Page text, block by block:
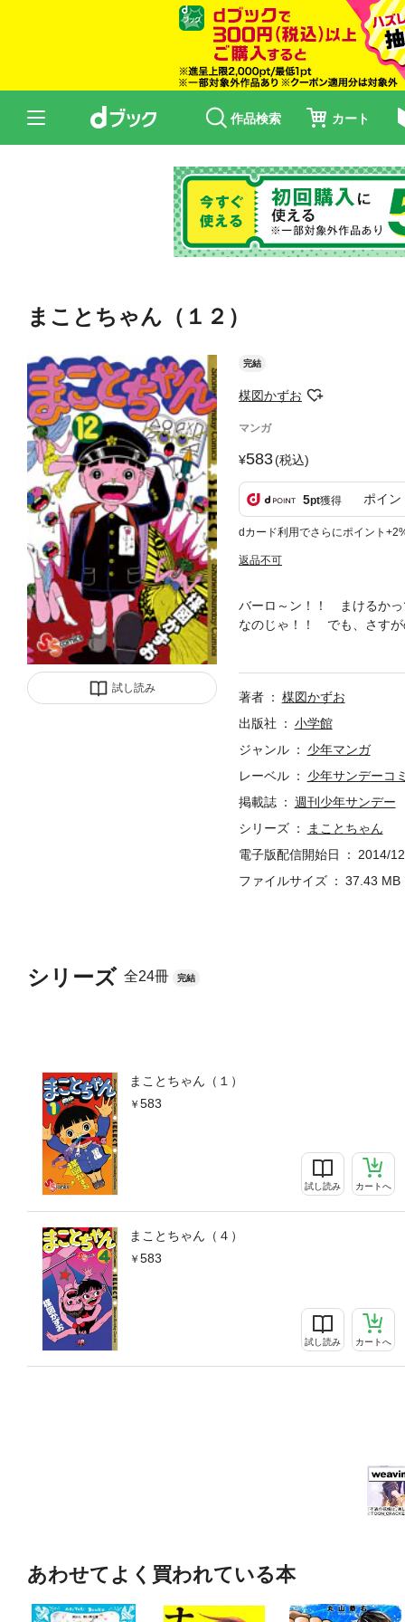
作品検索 カート
まことちゃん（１２）
試し読み
完結
楳図かずお
マンガ
583(税込)
5pt獲得 ポイン
dカード利用でさらにポイント
返品不可
シリーズ 全24冊 完結
まことちゃん（１）
583
試し読み カートへ
まことちゃん（４）
583
試し読み カートへ
バーロ～ン！！ まけるか
なのじゃ！！ でも、さす
著者
楳図かずお
出版社
小学館
ジャンル
少年マンガ
レーベル
少年サンデーコ
掲載誌
週刊少年サンデー
シリーズ
まことちゃん
電子版配信開始日
2014/
ファイルサイズ
37.43 MB
あわせてよく買われている本